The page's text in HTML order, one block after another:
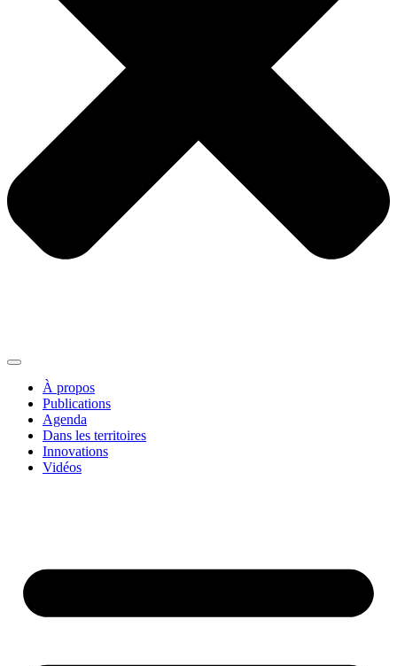
À propos
Publications
Agenda
Dans les territoires
Innovations
Vidéos